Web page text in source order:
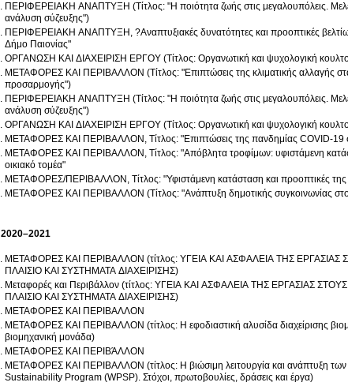
ΠΕΡΙΦΕΡΕΙΑΚΗ ΑΝΑΠΤΥΞΗ (Τίτλος: "Η ποιότητα ζωής στις μεγαλουπόλεις. Μελέτη
ανάλυση σύζευξης")
ΠΕΡΙΦΕΡΕΙΑΚΗ ΑΝΑΠΤΥΞΗ, ?Αναπτυξιακές δυνατότητες και προοπτικές
Δήμο Παιονίας"
ΟΡΓΑΝΩΣΗ ΚΑΙ ΔΙΑΧΕΙΡΙΣΗ ΕΡΓΟΥ (Τίτλος: Οργανωτική και ψυχολογική
ΜΕΤΑΦΟΡΕΣ ΚΑΙ ΠΕΡΙΒΑΛΛΟΝ (Τίτλος: "Επιπτώσεις της κλιματικής αλλαγής
προσαρμογής")
ΠΕΡΙΦΕΡΕΙΑΚΗ ΑΝΑΠΤΥΞΗ (Τίτλος: "Η ποιότητα ζωής στις μεγαλουπόλεις.
ανάλυση σύζευξης")
ΟΡΓΑΝΩΣΗ ΚΑΙ ΔΙΑΧΕΙΡΙΣΗ ΕΡΓΟΥ (Τίτλος: Οργανωτική και ψυχολογική
ΜΕΤΑΦΟΡΕΣ ΚΑΙ ΠΕΡΙΒΑΛΛΟΝ, Τίτλος: "Επιπτώσεις της πανδημίας COVID-19
ΜΕΤΑΦΟΡΕΣ ΚΑΙ ΠΕΡΙΒΑΛΛΟΝ, Τίτλος: "Απόβλητα τροφίμων: υφιστάμενη
οικιακό τομέα"
ΜΕΤΑΦΟΡΕΣ/ΠΕΡΙΒΑΛΛΟΝ, Τίτλος: "Υφιστάμενη κατάσταση και προοπτικές
ΜΕΤΑΦΟΡΕΣ ΚΑΙ ΠΕΡΙΒΑΛΛΟΝ (Τίτλος: "Ανάπτυξη δημοτικής συγκοινωνίας
2020–2021
ΜΕΤΑΦΟΡΕΣ ΚΑΙ ΠΕΡΙΒΑΛΛΟΝ (τίτλος: ΥΓΕΙΑ ΚΑΙ ΑΣΦΑΛΕΙΑ ΤΗΣ
ΠΛΑΙΣΙΟ ΚΑΙ ΣΥΣΤΗΜΑΤΑ ΔΙΑΧΕΙΡΙΣΗΣ)
Μεταφορές και Περιβάλλον (τίτλος: ΥΓΕΙΑ ΚΑΙ ΑΣΦΑΛΕΙΑ ΤΗΣ ΕΡΓΑΣΙΑΣ
ΠΛΑΙΣΙΟ ΚΑΙ ΣΥΣΤΗΜΑΤΑ ΔΙΑΧΕΙΡΙΣΗΣ)
ΜΕΤΑΦΟΡΕΣ ΚΑΙ ΠΕΡΙΒΑΛΛΟΝ
ΜΕΤΑΦΟΡΕΣ ΚΑΙ ΠΕΡΙΒΑΛΛΟΝ (τίτλος: Η εφοδιαστική αλυσίδα διαχείρισης
βιομηχανική μονάδα)
ΜΕΤΑΦΟΡΕΣ ΚΑΙ ΠΕΡΙΒΆΛΛΟΝ
ΜΕΤΑΦΟΡΕΣ ΚΑΙ ΠΕΡΙΒΑΛΛΟΝ (τίτλος: Η βιώσιμη λειτουργία και ανάπτυξη
Sustainability Program (WPSP). Στόχοι, πρωτοβουλίες, δράσεις και έργα)